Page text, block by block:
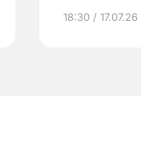
18:30 / 17.07.26